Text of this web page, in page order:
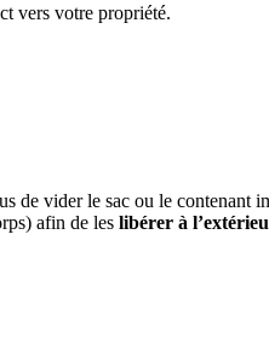
vers votre propriété.
de vider le sac ou le contenant
afin de les libérer à